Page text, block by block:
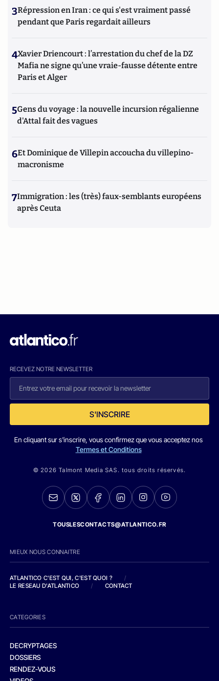
3Répression en Iran : ce qui s'est vraiment passé
pendant que Paris regardait ailleurs
4Xavier Driencourt : l’arrestation du chef de la DZ
Mafia ne signe qu’une vraie-fausse détente entre
Paris et Alger
5Gens du voyage : la nouvelle incursion régalienne
d'Attal fait des vagues
6Et Dominique de Villepin accoucha du villepino-
macronisme
7Immigration : les (très) faux-semblants européens
après Ceuta
RECEVEZ NOTRE NEWSLETTER
S'INSCRIRE
En cliquant sur s'inscrire, vous confirmez que vous acceptez nos
Termes et Conditions
© 2026 Talmont Media SAS. tous droits réservés.
TOUSLESCONTACTS@ATLANTICO.FR
MIEUX NOUS CONNAITRE
ATLANTICO C'EST QUI, C'EST QUOI ?
/
LE RESEAU D'ATLANTICO
/ CONTACT
CATEGORIES
DECRYPTAGES
DOSSIERS
RENDEZ-VOUS